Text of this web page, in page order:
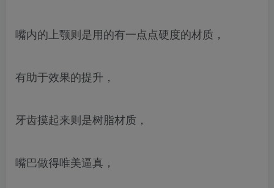
嘴内的上颚则是用的有一点点硬度的材质，
有助于效果的提升，
牙齿摸起来则是树脂材质，
嘴巴做得唯美逼真，